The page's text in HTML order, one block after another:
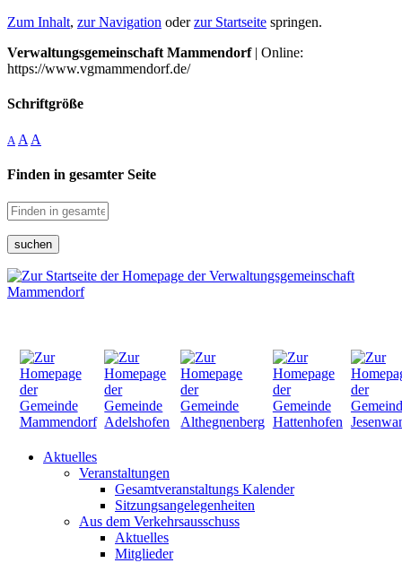
Zum Inhalt, zur Navigation oderzur Startseite springen.
Verwaltungsgemeinschaft Mammendorf| Online:
https://www.vgmammendorf.de/
Schriftgröße
A A A
Finden in gesamter Seite
suchen
Aktuelles
Veranstaltungen
Gesamtveranstaltungs Kalender
Sitzungsangelegenheiten
Aus dem Verkehrsausschuss
Aktuelles
Mitglieder